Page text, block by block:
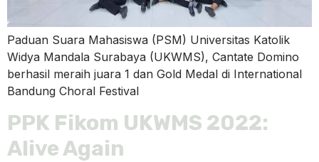
Paduan Suara Mahasiswa (PSM) Universitas Katolik
Widya Mandala Surabaya (UKWMS), Cantate Domino
berhasil meraih juara 1 dan Gold Medal di International
Bandung Choral Festival
PPK Fikom UKWMS 2022:
Alive Again